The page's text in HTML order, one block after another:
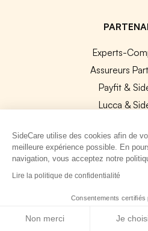
Experts-
Assureurs
Payfit &
Lucca &
Livi &
Lianeli &
API
Les SIRH / Systèmes
SideCare utilise des cookies afin de
meilleure expérience possible. En
navigation, vous acceptez notre
Lire la politique de confidentialité
Consentements certifiés
Non merci Je